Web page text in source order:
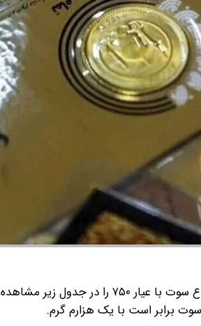
قیمت سکه پارسیان امروز یکشنبه ۱۳ اردیبهشت ۱۴۰۵ در انواع سوت با عیار ۷۵۰ را در